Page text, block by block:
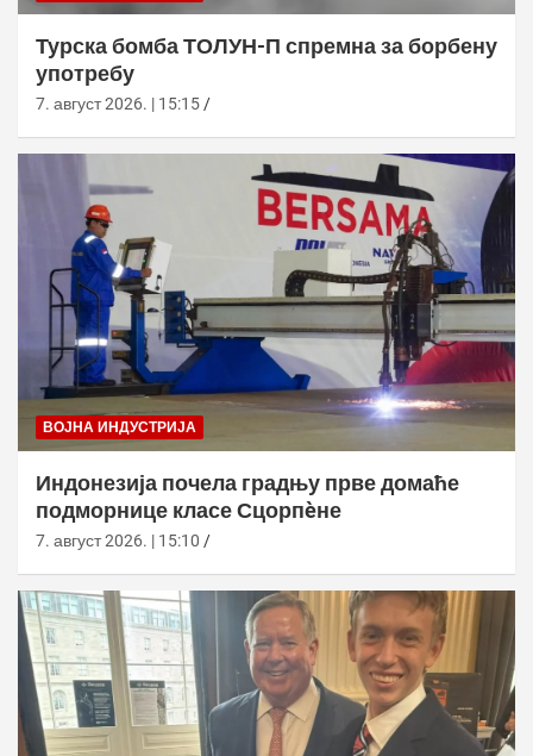
Турска бомба ТОЛУН-П спремна за борбену
употребу
7. август 2026. | 15:15
ВОЈНА ИНДУСТРИЈА
Индонезија почела градњу прве домаће
подморнице класе Сцорпèне
7. август 2026. | 15:10